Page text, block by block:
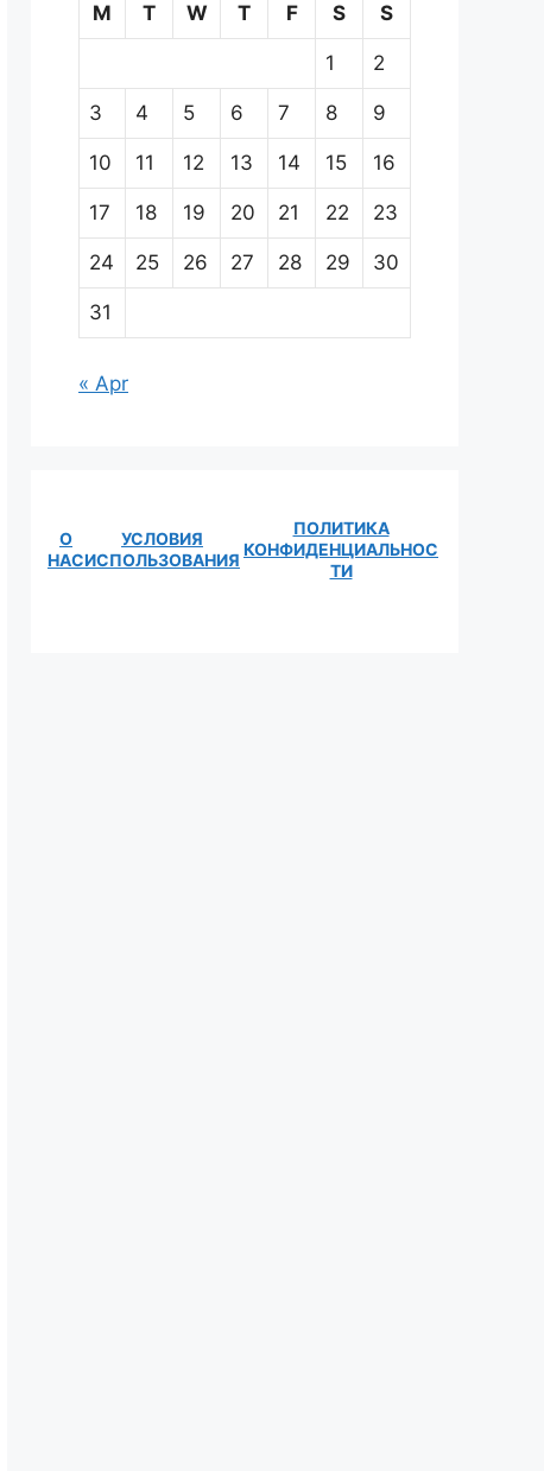
M
T W T F S S
1 2
3 4 5 6 7 8 9
10 11 12 13 14 15 16
17 18 19 20 21 22 23
24 25 26 27 28 29 30
31
« Apr
О
НАС
УСЛОВИЯ
ИСПОЛЬЗОВАНИЯ
ПОЛИТИКА
КОНФИДЕНЦИАЛЬНОС
ТИ